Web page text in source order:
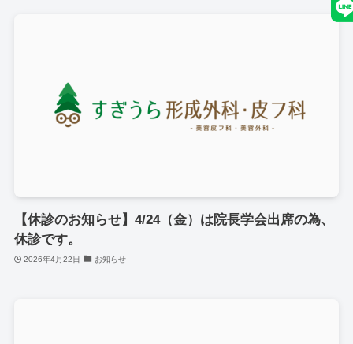
【休診のお知らせ】4/24（金）は院長学会出席の為、
休診です。
2026年4月22日 お知らせ